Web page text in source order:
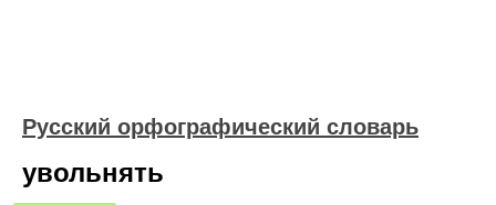
Русский орфографический словарь
увольнять